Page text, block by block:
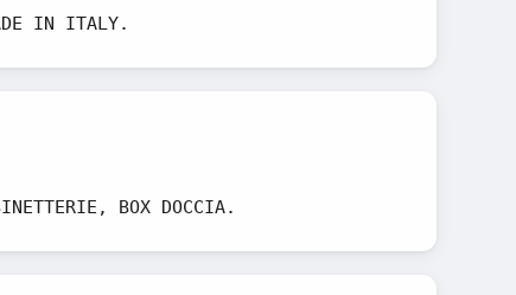
IN ITALY.
BOX DOCCIA.